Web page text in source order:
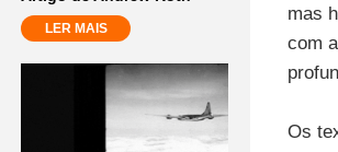
LER MAIS
mas
com
Os